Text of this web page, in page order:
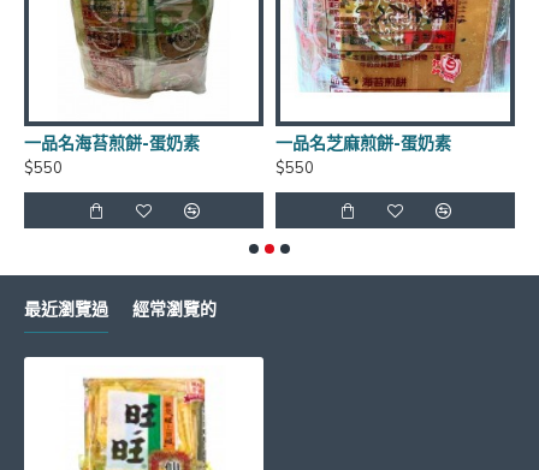
**年貨商品*節慶商品*海鮮食品*恕不退換貨
如有需要請LINE詢問有無庫存 LINE
超商取貨每筆訂單~限重4.5公斤(長+寬+高<105cm)
一品名海苔煎餅-蛋奶素
$550
一品名芝麻煎餅-蛋奶素
$550
最近瀏覽過 經常瀏覽的